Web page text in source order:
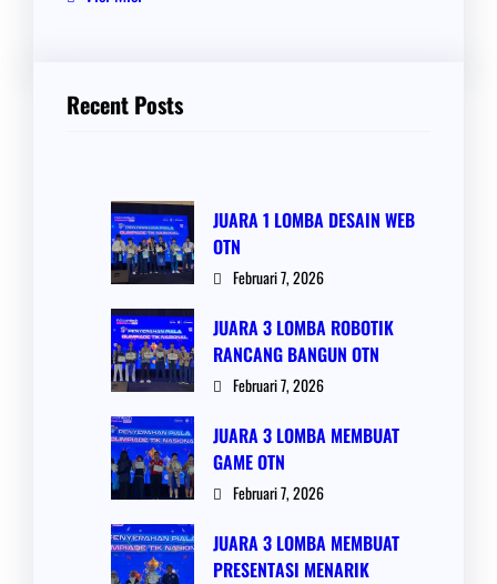
Recent Posts
JUARA 1 LOMBA DESAIN WEB
OTN
Februari 7, 2026
JUARA 3 LOMBA ROBOTIK
RANCANG BANGUN OTN
Februari 7, 2026
JUARA 3 LOMBA MEMBUAT
GAME OTN
Februari 7, 2026
JUARA 3 LOMBA MEMBUAT
PRESENTASI MENARIK